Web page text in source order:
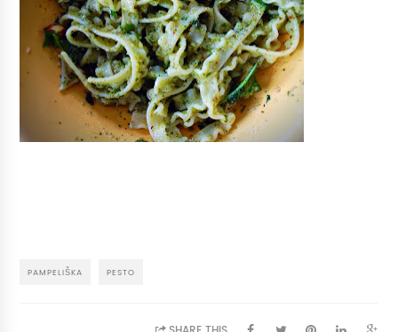
PAMPELIŠKA PESTO